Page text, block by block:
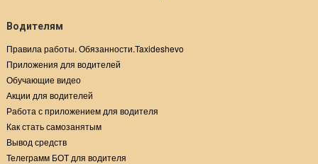
Водителям
Правила работы. Обязанности.Taxideshevo
Приложения для водителей
Обучающие видео
Акции для водителей
Работа с приложением для водителя
Как стать самозанятым
Вывод средств
Телеграмм БОТ для водителя